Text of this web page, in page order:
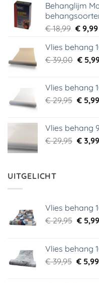
Behanglijm
€18,99
was:
€
€9,99
Vlies behang
€39,00
€
€
Vlies behang
€29,95
€
€5,99
Vlies behang
€29,95 €3,99
UITGELICHT
Vlies behang
€29,95
€
€5,99
Vlies behang
€39,95 €5,99